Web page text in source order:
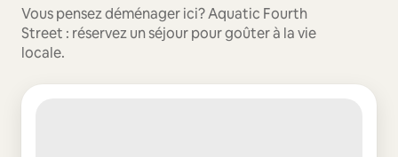
Vous pensez déménager ici? Aquatic Fourth
Street : réservez un séjour pour goûter à la vie
locale.